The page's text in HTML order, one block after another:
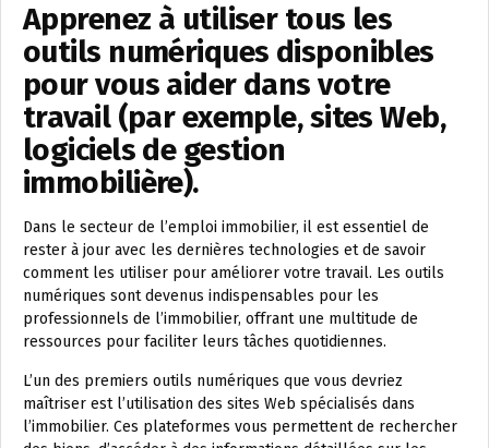
Apprenez à utiliser tous les
outils numériques disponibles
pour vous aider dans votre
travail (par exemple, sites Web,
logiciels de gestion
immobilière).
Dans le secteur de l’emploi immobilier, il est essentiel de
rester à jour avec les dernières technologies et de savoir
comment les utiliser pour améliorer votre travail. Les outils
numériques sont devenus indispensables pour les
professionnels de l’immobilier, offrant une multitude de
ressources pour faciliter leurs tâches quotidiennes.
L’un des premiers outils numériques que vous devriez
maîtriser est l’utilisation des sites Web spécialisés dans
l’immobilier. Ces plateformes vous permettent de rechercher